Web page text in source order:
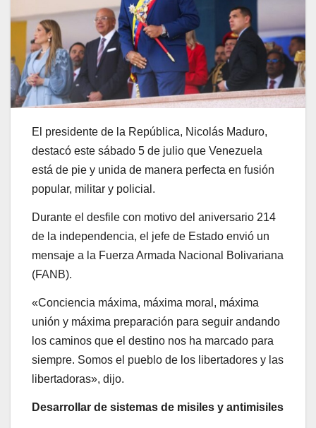
El presidente de la República, Nicolás Maduro,
destacó este sábado 5 de julio que Venezuela
está de pie y unida de manera perfecta en fusión
popular, militar y policial.
Durante el desfile con motivo del aniversario 214
de la independencia, el jefe de Estado envió un
mensaje a la Fuerza Armada Nacional Bolivariana
(FANB).
«Conciencia máxima, máxima moral, máxima
unión y máxima preparación para seguir andando
los caminos que el destino nos ha marcado para
siempre. Somos el pueblo de los libertadores y las
libertadoras», dijo.
Desarrollar de sistemas de misiles y antimisiles